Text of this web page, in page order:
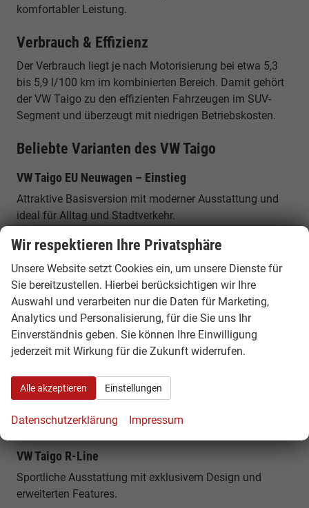
komfortabler Leistung.
Verbrauch & Effizienz
Der Verbrauch liegt je nach Motorisierung bei etwa 5,3
bis 5,9 l/100 km im kombinierten Bereich. Damit gehört
der VW Taigo zu den effizienten Fahrzeugen im SUV-
Segment und überzeugt mit niedrigen Betriebskosten.
Beliebte Varianten des VW Taigo
VW Taigo EU Neuwagen – Einstieg
Attraktive Basisversion mit moderner Ausstattung und
ideal für Alltag und Stadtverkehr.
VW Taigo 1.0 TSI 95 / 110 PS
Effiziente Benzinmotoren mit niedrigem Verbrauch und
guter Leistung für den Alltag.
VW Taigo 1.5 TSI 150 PS
Leistungsstärkere Variante mit sportlicher Fahrdynamik
und hohem Fahrkomfort.
VW Taigo DSG Automatik
im Stadtverkehr und auf langen Strecken.
VW Taigo R-Line
Sportliche Ausstattung mit exklusivem Design und
erweiterten Features.
Wir respektieren Ihre Privatsphäre
Unsere Website setzt Cookies ein, um unsere Dienste für
Sie bereitzustellen. Hierbei berücksichtigen wir Ihre
Auswahl und verarbeiten nur die Daten für Marketing,
Analytics und Personalisierung, für die Sie uns Ihr
Einverständnis geben. Sie können Ihre Einwilligung
jederzeit mit Wirkung für die Zukunft widerrufen.
Alle akzeptieren Einstellungen
Datenschutzerklärung Impressum